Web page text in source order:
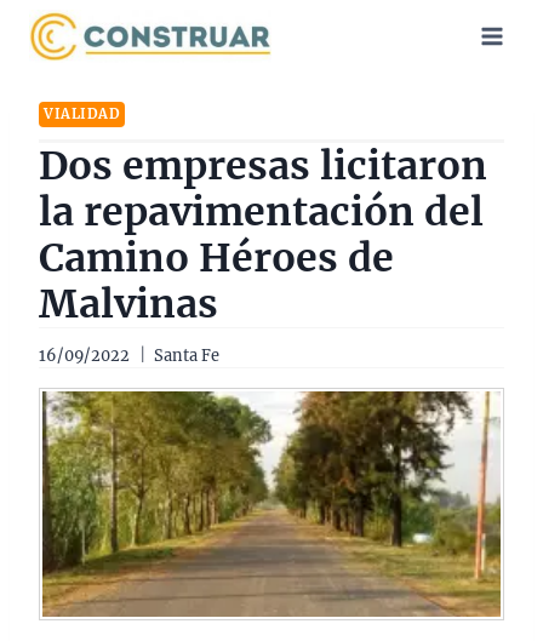
Saltar
VIALIDAD
Dos empresas licitaron
la repavimentación del
Camino Héroes de
Malvinas
16/09/2022 Santa Fe